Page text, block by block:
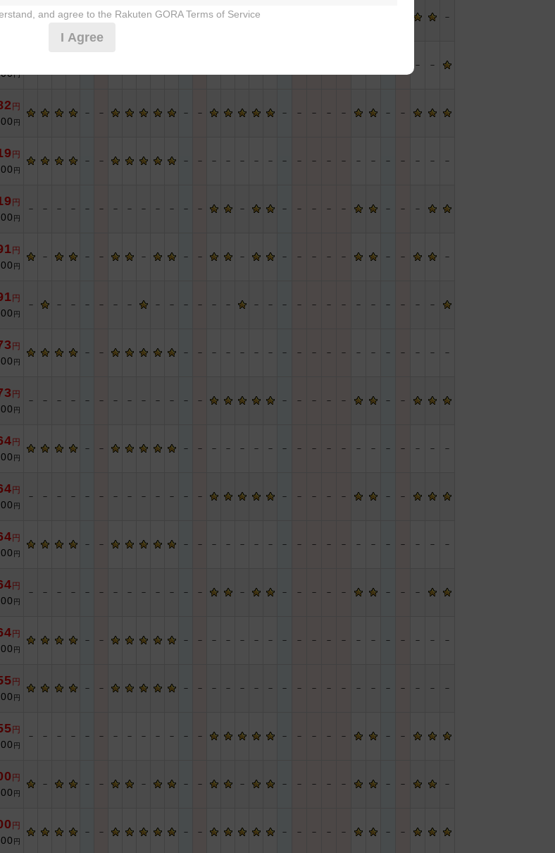
円
－ － － － － － － －
円
－ －
円
円
－ － － － － － － － － － －
円
円
－ － － － － － － － － － － － － － － － － － － － －
円
円
－ － － － － － － － － － － － － － － － － － － － － －
円
円
－ － － － － － － － － － － － － － －
円
円
－ － － － － － － － － － － － － － － － － － － － － － － － － －
円
円
－ － － － － － － － － － － － － － － － － － － － －
円
円
－ － － － － － － － － － － － － － － － － － － －
円
円
－ － － － － － － － － － － － － － － － － － － － －
円
円
－ － － － － － － － － － － － － － － － － － － －
円
円
－ － － － － － － － － － － － － － － － － － － － －
円
円
－ － － － － － － － － － － － － － － － － － － － － －
円
円
－ － － － － － － － － － － － － － － － － － － － －
円
円
－ － － － － － － － － － － － － － － － － － － － －
円
円
－ － － － － － － － － － － － － － － － － － － －
円
円
－ － － － － － － － － － － － － － －
円
円
－ － － － － － － － － － －
delaying play, ignoring rules, manners, or warnings)
and agree to the Rakuten GORA Terms of Service
I Agree